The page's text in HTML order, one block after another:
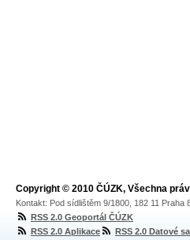
Copyright © 2010 ČÚZK, Všechna
Kontakt: Pod sídlištěm 9/1800, 182 11
RSS 2.0 Geoportál ČÚZK
RSS 2.0 Aplikace
RSS 2.0 Datové